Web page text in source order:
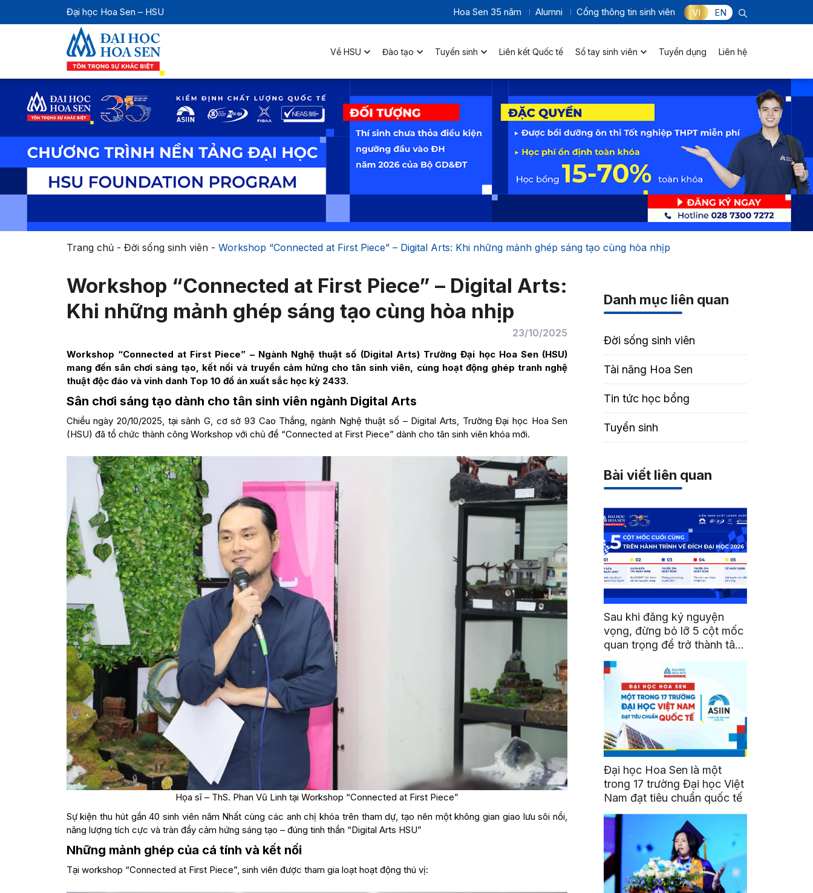
Đại học Hoa Sen – HSU Hoa Sen 35 năm Alumni Cổng thông tin sinh viên VI EN
Về HSU Đào tạo Tuyển sinh Liên kết Quốc tế Sổ tay sinh viên Tuyển dụng Liên hệ
Trang chủ- Đời sống sinh viên- Workshop “Connected at First Piece” – Digital Arts: Khi những mảnh ghép sáng tạo cùng hòa nhịp
Workshop “Connected at First Piece” – Digital Arts:
Khi những mảnh ghép sáng tạo cùng hòa nhịp
23/10/2025
Workshop “Connected at First Piece” – Ngành Nghệ thuật số (Digital Arts) Trường Đại học Hoa Sen (HSU)
mang đến sân chơi sáng tạo, kết nối và truyền cảm hứng cho tân sinh viên, cùng hoạt động ghép tranh nghệ
thuật độc đáo và vinh danh Top 10 đồ án xuất sắc học kỳ 2433.
Sân chơi sáng tạo dành cho tân sinh viên ngành Digital Arts
Chiều ngày 20/10/2025, tại sảnh G, cơ sở 93 Cao Thắng, ngành Nghệ thuật số – Digital Arts, Trường Đại học Hoa Sen
(HSU) đã tổ chức thành công Workshop với chủ đề “Connected at First Piece” dành cho tân sinh viên khóa mới.
Họa sĩ – ThS. Phan Vũ Linh tại Workshop “Connected at First Piece”
Sự kiện thu hút gần 40 sinh viên năm Nhất cùng các anh chị khóa trên tham dự, tạo nên một không gian giao lưu sôi nổi,
năng lượng tích cực và tràn đầy cảm hứng sáng tạo – đúng tinh thần “Digital Arts HSU”
Những mảnh ghép của cá tính và kết nối
Tại workshop “Connected at First Piece”, sinh viên được tham gia loạt hoạt động thú vị:
Danh mục liên quan
Đời sống sinh viên
Tài năng Hoa Sen
Tin tức học bổng
Tuyển sinh
Bài viết liên quan
Sau khi đăng ký nguyện
vọng, đừng bỏ lỡ 5 cột mốc
quan trọng để trở thành tân
sinh viên HSU
Đại học Hoa Sen là một
trong 17 trường Đại học Việt
Nam đạt tiêu chuẩn quốc tế